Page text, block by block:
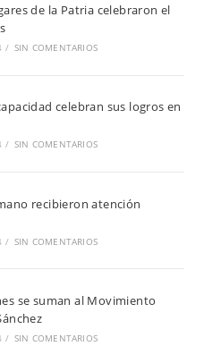
de la Patria celebraron el
/ SIN COMENTARIOS
celebran sus logros en
/ SIN COMENTARIOS
recibieron atención
/ SIN COMENTARIOS
se suman al Movimiento
/ SIN COMENTARIOS